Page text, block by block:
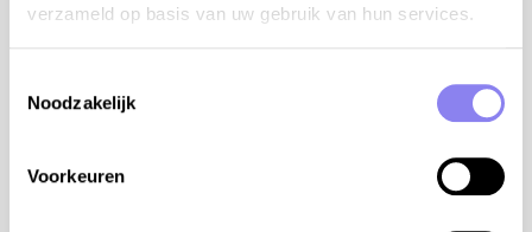
verzameld op basis van uw gebruik van hun services.
Noodzakelijk
Voorkeuren
View
>